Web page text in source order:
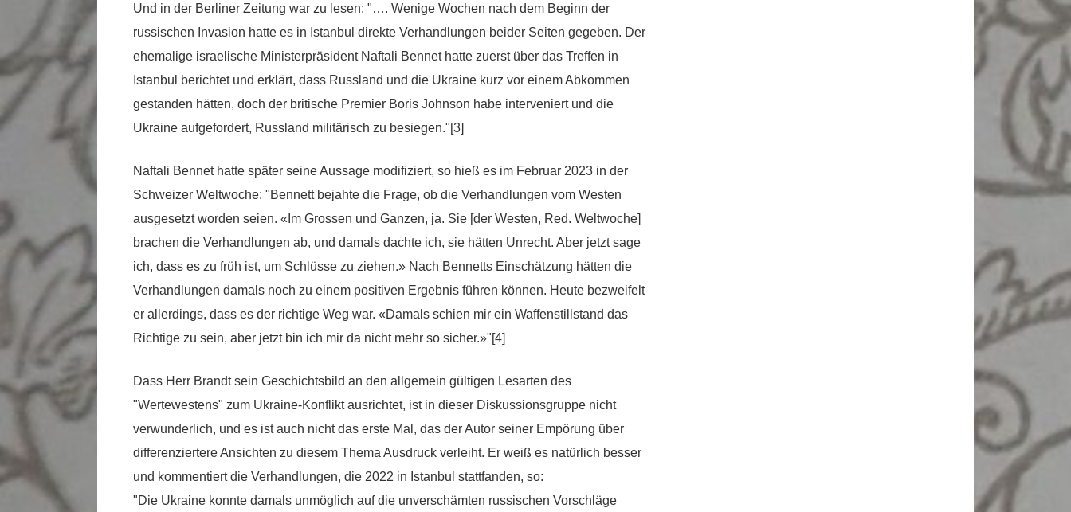
Und in der Berliner Zeitung war zu lesen: "…. Wenige Wochen nach dem Beginn der
russischen Invasion hatte es in Istanbul direkte Verhandlungen beider Seiten gegeben. Der
ehemalige israelische Ministerpräsident Naftali Bennet hatte zuerst über das Treffen in
Istanbul berichtet und erklärt, dass Russland und die Ukraine kurz vor einem Abkommen
gestanden hätten, doch der britische Premier Boris Johnson habe interveniert und die
Ukraine aufgefordert, Russland militärisch zu besiegen."[3]
Naftali Bennet hatte später seine Aussage modifiziert, so hieß es im Februar 2023 in der
Schweizer Weltwoche: "Bennett bejahte die Frage, ob die Verhandlungen vom Westen
ausgesetzt worden seien. «Im Grossen und Ganzen, ja. Sie [der Westen, Red. Weltwoche]
brachen die Verhandlungen ab, und damals dachte ich, sie hätten Unrecht. Aber jetzt sage
ich, dass es zu früh ist, um Schlüsse zu ziehen.» Nach Bennetts Einschätzung hätten die
Verhandlungen damals noch zu einem positiven Ergebnis führen können. Heute bezweifelt
er allerdings, dass es der richtige Weg war. «Damals schien mir ein Waffenstillstand das
Richtige zu sein, aber jetzt bin ich mir da nicht mehr so sicher.»"[4]
Dass Herr Brandt sein Geschichtsbild an den allgemein gültigen Lesarten des
"Wertewestens" zum Ukraine-Konflikt ausrichtet, ist in dieser Diskussionsgruppe nicht
verwunderlich, und es ist auch nicht das erste Mal, das der Autor seiner Empörung über
differenziertere Ansichten zu diesem Thema Ausdruck verleiht. Er weiß es natürlich besser
und kommentiert die Verhandlungen, die 2022 in Istanbul stattfanden, so:
"Die Ukraine konnte damals unmöglich auf die unverschämten russischen Vorschläge